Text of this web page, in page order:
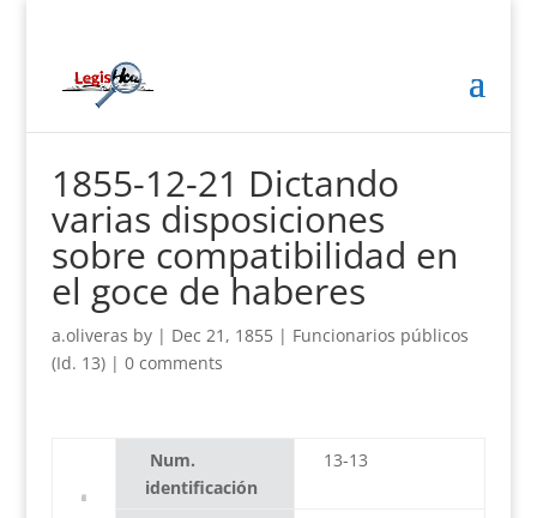
1855-12-21 Dictando
varias disposiciones
sobre compatibilidad en
el goce de haberes
a.oliveras by | Dec 21, 1855| Funcionarios públicos
(Id. 13)| 0 comments
Num.
identificación
13-13